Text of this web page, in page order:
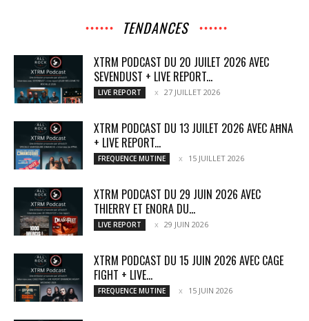
TENDANCES
XTRM PODCAST DU 20 JUILET 2026 AVEC
SEVENDUST + LIVE REPORT...
LIVE REPORT 27 JUILLET 2026
XTRM PODCAST DU 13 JUILET 2026 AVEC AĦNA
+ LIVE REPORT...
FREQUENCE MUTINE 15 JUILLET 2026
XTRM PODCAST DU 29 JUIN 2026 AVEC
THIERRY ET ENORA DU...
LIVE REPORT 29 JUIN 2026
XTRM PODCAST DU 15 JUIN 2026 AVEC CAGE
FIGHT + LIVE...
FREQUENCE MUTINE 15 JUIN 2026